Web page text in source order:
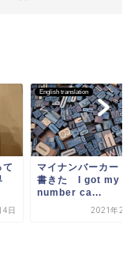
て
日
English translation
マイナンバーカード
書きた I got my
number ca...
2021年2